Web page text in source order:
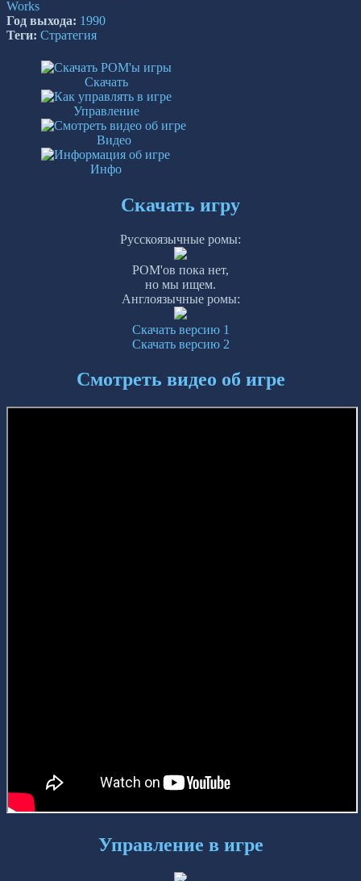
Works
Год выхода: 1990
Теги: Стратегия
Скачать
Управление
Видео
Инфо
Скачать игру
Русскоязычные ромы:
РОМ'ов пока нет,
но мы ищем.
Англоязычные ромы:
Скачать версию 1
Скачать версию 2
Смотреть видео об игре
Управление в игре